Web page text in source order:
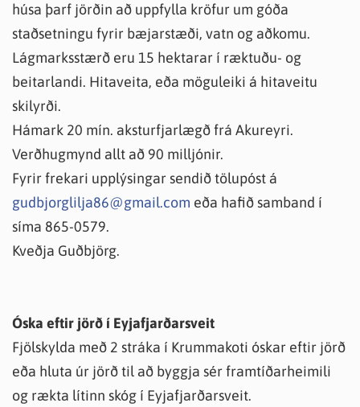
húsa þarf jörðin að uppfylla kröfur um góða
staðsetningu fyrir bæjarstæði, vatn og aðkomu.
Lágmarksstærð eru 15 hektarar í ræktuðu- og
beitarlandi. Hitaveita, eða möguleiki á hitaveitu
skilyrði.
Hámark 20 mín. aksturfjarlægð frá Akureyri.
Verðhugmynd allt að 90 milljónir.
Fyrir frekari upplýsingar sendið tölupóst á
gudbjorglilja86@gmail.com eða hafið samband í
síma 865-0579.
Kveðja Guðbjörg.
Óska eftir jörð í Eyjafjarðarsveit
Fjölskylda með 2 stráka í Krummakoti óskar eftir jörð
eða hluta úr jörð til að byggja sér framtíðarheimili
og rækta lítinn skóg í Eyjafjarðarsveit.